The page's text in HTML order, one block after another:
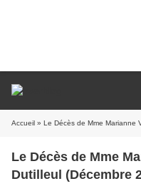
Accueil » Le Décès de Mme Marianne
Le Décès de Mme
Dutilleul (Décembre